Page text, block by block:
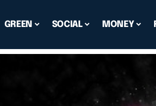
GREEN SOCIAL MONEY